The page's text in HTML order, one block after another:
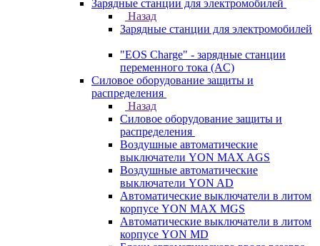
Зарядные станции для электромобилей
Назад
Зарядные станции для электромобилей
"EOS Charge" - зарядные станции
переменного тока (AC)
Силовое оборудование защиты и
распределения
Назад
Силовое оборудование защиты и
распределения
Воздушные автоматические
выключатели YON MAX AGS
Воздушные автоматические
выключатели YON AD
Автоматические выключатели в литом
корпусе YON MAX MGS
Автоматические выключатели в литом
корпусе YON MD